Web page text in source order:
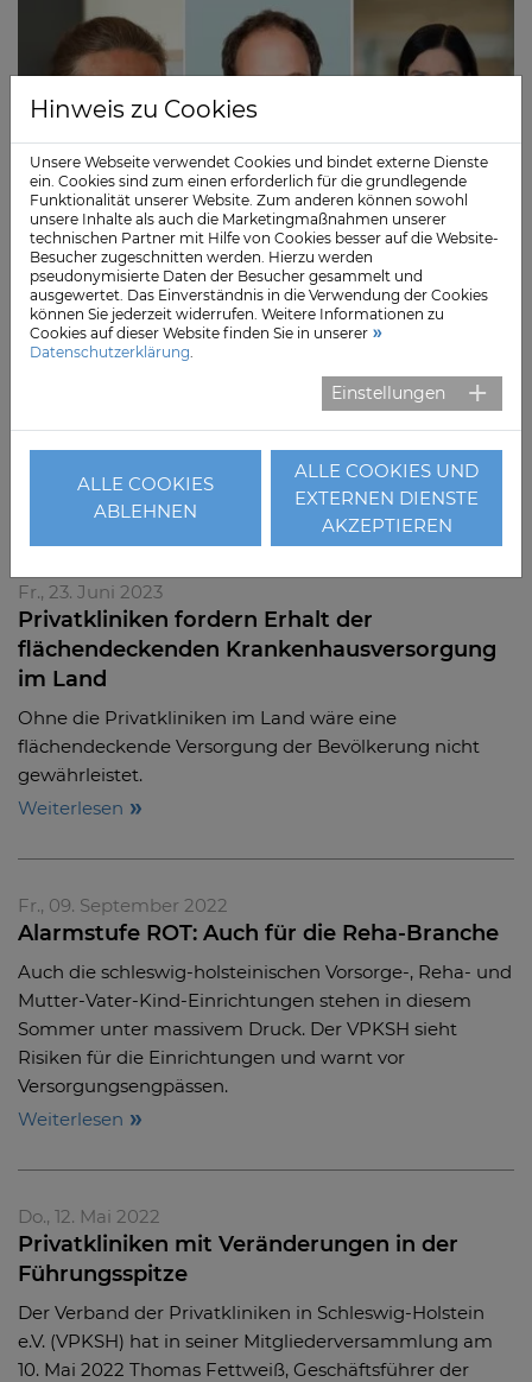
Der Verband der Privatkliniken in Schleswig-Holstein
e.V. (VPKSH) hat Dr. med. Cordelia Andreßen wieder zur
Vorsitzenden gewählt sowie Stefan Meiser und Astrid
Kusmat als Beisitzer bestätigt. Vom Verband gefordert
wird eine radikale Verschlankung gesetzlicher
Weiterlesen
Fr., 23. Juni 2023
Privatkliniken fordern Erhalt der
flächendeckenden Krankenhausversorgung
im Land
Ohne die Privatkliniken im Land wäre eine
flächendeckende Versorgung der Bevölkerung nicht
gewährleistet.
Weiterlesen
Fr., 09. September 2022
Alarmstufe ROT: Auch für die Reha-Branche
Auch die schleswig-holsteinischen Vorsorge-, Reha- und
Mutter-Vater-Kind-Einrichtungen stehen in diesem
Sommer unter massivem Druck. Der VPKSH sieht
Risiken für die Einrichtungen und warnt vor
Versorgungsengpässen.
Weiterlesen
Do., 12. Mai 2022
Privatkliniken mit Veränderungen in der
Führungsspitze
Der Verband der Privatkliniken in Schleswig-Holstein
e.V. (VPKSH) hat in seiner Mitgliederversammlung am
10. Mai 2022 Thomas Fettweiß, Geschäftsführer der
Hinweis zu Cookies
Unsere Webseite verwendet Cookies und bindet externe Dienste
ein. Cookies sind zum einen erforderlich für die grundlegende
Funktionalität unserer Website. Zum anderen können sowohl
unsere Inhalte als auch die Marketingmaßnahmen unserer
technischen Partner mit Hilfe von Cookies besser auf die Website-
Besucher zugeschnitten werden. Hierzu werden
pseudonymisierte Daten der Besucher gesammelt und
ausgewertet. Das Einverständnis in die Verwendung der Cookies
können Sie jederzeit widerrufen. Weitere Informationen zu
Cookies auf dieser Website finden Sie in unserer
Datenschutzerklärung
Einstellungen
ALLE COOKIES
ABLEHNEN
ALLE COOKIES UND
EXTERNEN DIENSTE
AKZEPTIEREN